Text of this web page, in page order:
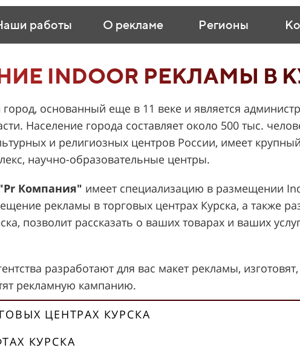
работы О рекламе Регионы
INDOOR РЕКЛАМЫ В
город, основанный еще в 11 веке и является
Население города составляет около 500 тыс.
и религиозных центров России, имеет крупный
научно-образовательные центры.
Компания" имеет специализацию в размещении
рекламы в торговых центрах Курска, а также
позволит рассказать о ваших товарах и ваших
разработают для вас макет рекламы,
рекламную кампанию.
ЦЕНТРАХ КУРСКА
КУРСКА